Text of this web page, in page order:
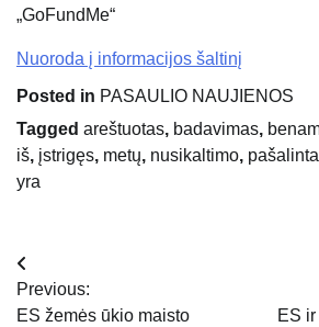
„GoFundMe“
Nuoroda į informacijos šaltinį
Posted in PASAULIO NAUJIENOS
Tagged areštuotas, badavimas,
iš, įstrigęs, metų, nusikaltimo,
yra
Navigacija
tarp
Previous:
ES žemės ūkio maisto
ES